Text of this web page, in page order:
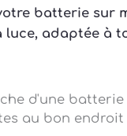
luce, adaptée à
au bon endroit